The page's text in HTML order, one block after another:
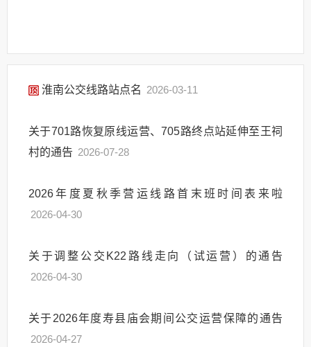
淮南公交线路站点名 2026-03-11
关于701路恢复原线运营、705路终点站延伸至王祠
村的通告 2026-07-28
2026年度夏秋季营运线路首末班时间表来啦
2026-04-30
关于调整公交K22路线走向（试运营）的通告
2026-04-30
关于2026年度寿县庙会期间公交运营保障的通告
2026-04-27